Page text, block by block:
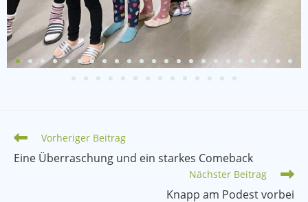
Vorheriger Beitrag
Eine Überraschung und ein starkes Comeback
Nächster Beitrag
Knapp am Podest vorbei